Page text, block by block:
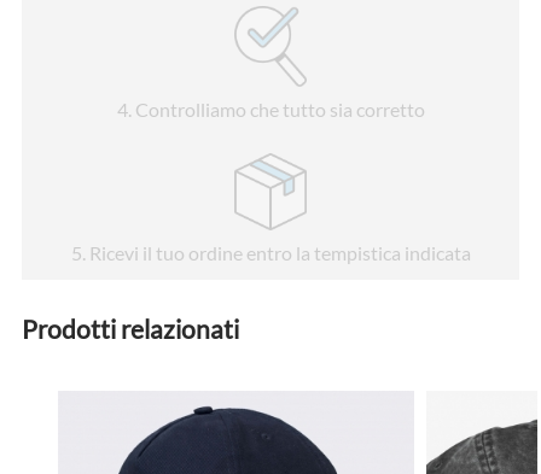
4. Controlliamo che tutto sia corretto
5 . Ricevi il tuo ordine entro la tempistica indicata
Prodotti relazionati